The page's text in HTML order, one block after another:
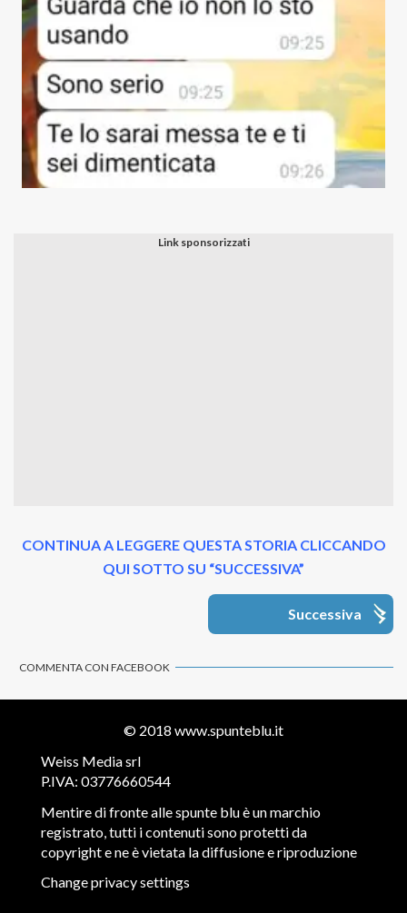
CONTINUA A LEGGERE QUESTA STORIA CLICCANDO
QUI SOTTO SU “SUCCESSIVA”
Successiva
COMMENTA CON FACEBOOK
© 2018 www.spunteblu.it
Weiss Media srl
P.IVA: 03776660544
Mentire di fronte alle spunte blu è un marchio
registrato, tutti i contenuti sono protetti da
copyright e ne è vietata la diffusione e riproduzione
Change privacy settings